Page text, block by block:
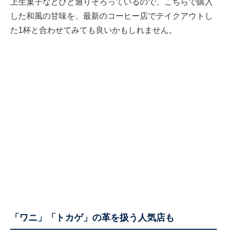
上生菓子などひと通りそろっているので、こちらで購入
した和風の甘味を、最新のコーヒー店でテイクアウトし
た1杯と合わせてみても良いかもしれません。
「ワニ」「トカゲ」の革を扱う人気店も